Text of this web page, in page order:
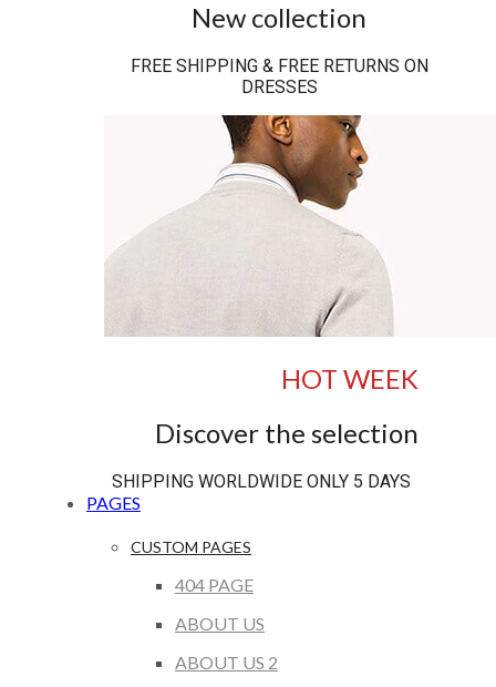
New collection
FREE SHIPPING & FREE RETURNS ON
DRESSES
HOT WEEK
Discover the selection
SHIPPING WORLDWIDE ONLY 5 DAYS
PAGES
CUSTOM PAGES
404 PAGE
ABOUT US
ABOUT US 2